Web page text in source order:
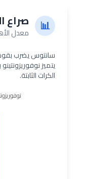
📊 صراع
معدل
سانتوس يضرب
يتميز
الكرات الثابتة.